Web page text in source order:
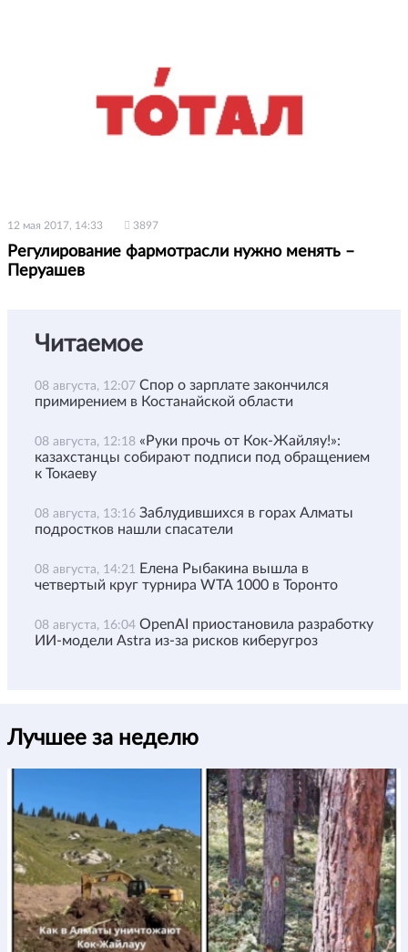
12 мая 2017, 14:33 3897
Регулирование фармотрасли нужно менять –
Перуашев
Читаемое
08 августа, 12:07 Спор о зарплате закончился
примирением в Костанайской области
08 августа, 12:18 «Руки прочь от Кок-Жайляу!»:
казахстанцы собирают подписи под обращением
к Токаеву
08 августа, 13:16 Заблудившихся в горах Алматы
подростков нашли спасатели
08 августа, 14:21 Елена Рыбакина вышла в
четвертый круг турнира WTA 1000 в Торонто
08 августа, 16:04 OpenAI приостановила разработку
ИИ-модели Astra из-за рисков киберугроз
Лучшее за неделю